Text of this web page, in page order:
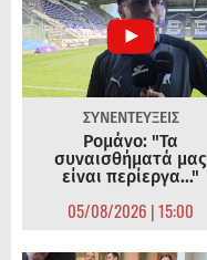
ΣΥΝΕΝΤΕΥΞΕΙΣ
Ρομάνο: "Τα
συναισθήματά μας
είναι περίεργα..."
05/08/2026 | 15:00